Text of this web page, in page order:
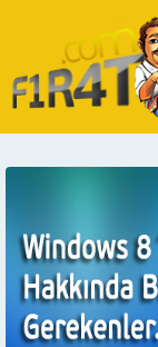
Ana Sayfa
Hakkımda
Reklam